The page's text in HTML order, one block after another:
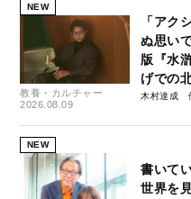
NEW
教養・カルチャー
2026.08.09
「アク
ぬ思い
版『水
げでの
木村達成
NEW
書いて
世界を